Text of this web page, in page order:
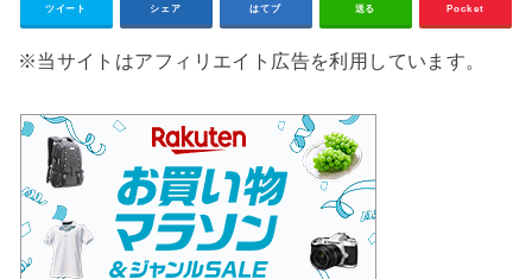
ツイート シェア はてブ 送る Pocket
※当サイトはアフィリエイト広告を利用しています。